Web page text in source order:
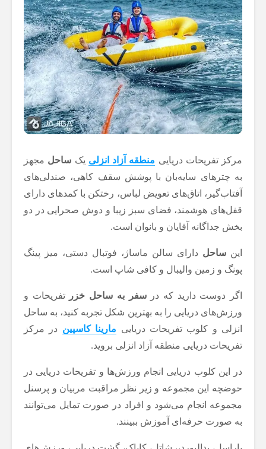
مرکز تفریحات دریایی منطقه آزاد انزلی یک ساحل مجهز
به چترهای سایه‌بان با پوشش سقف کاهی، صندلی‌های
آفتاب‌گیر، اتاق‌های تعویض لباس، رختکن با کمد‌های دارای
قفل‌های هوشمند، فضای سبز زیبا و دوش صحرایی در دو
بخش جداگانه آقایان و بانوان است.
این ساحل دارای سالن ماساژ، فوتبال دستی، میز پینگ
پونگ و زمین والیبال و کافی شاپ است.
اگر دوست دارید که درسفر به ساحل خزر
تفریحات و
ورزش‌های دریایی را به بهترین شکل تجربه کنید، به ساحل
انزلی و کلوب تفریحات دریایی مارینا کاسپین در مرکز
تفریحات دریایی منطقه آزاد انزلی بروید.
در این کلوب دریایی انجام ورزش‌ها و تفریحات دریایی در
حوضچه این مجموعه و زیر نظر مراقبت مربیان و پرسنل
مجموعه انجام می‌شود و افراد در صورت تمایل می‌توانند
به صورت حرفه‌ای آموزش ببینند.